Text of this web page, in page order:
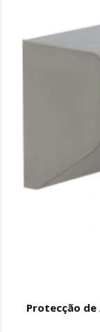
Protecção